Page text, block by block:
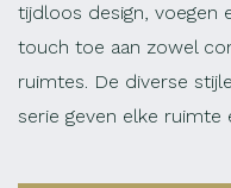
tijdloos design, voegen
touch toe aan zowel
ruimtes. De diverse
serie geven elke ruimte